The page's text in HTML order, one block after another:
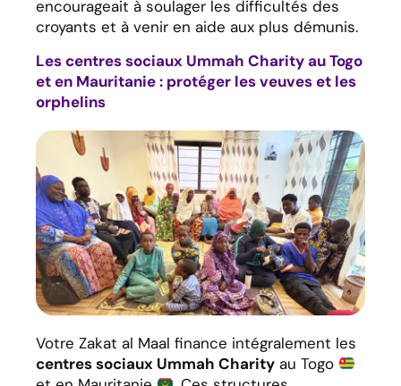
encourageait à soulager les difficultés des
croyants et à venir en aide aux plus démunis.
Les centres sociaux Ummah Charity au Togo
et en Mauritanie : protéger les veuves et les
orphelins
Votre Zakat al Maal finance intégralement les
centres sociaux Ummah Charity au Togo